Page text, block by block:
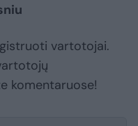
vartotojai.
komentaruose!